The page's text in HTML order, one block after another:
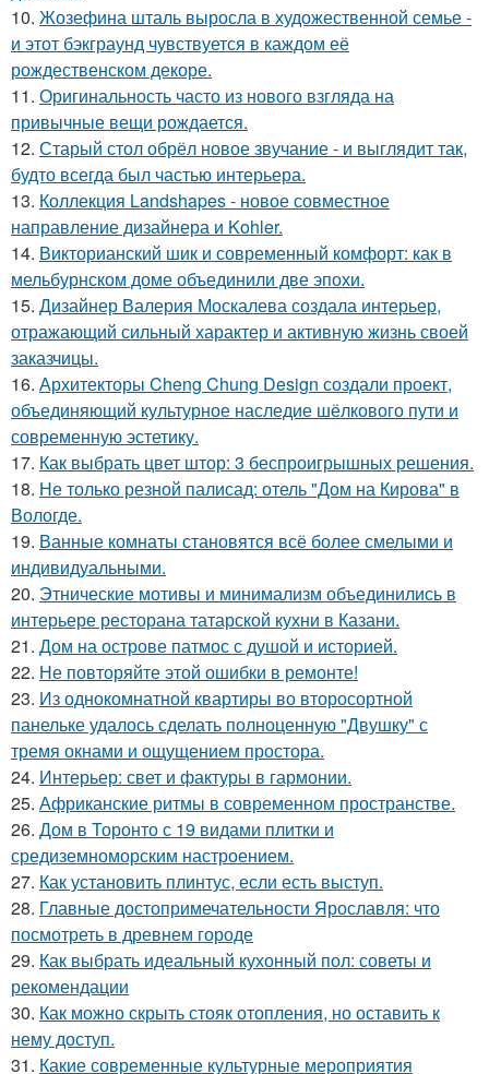
10. Жозефина шталь выросла в художественной семье -
и этот бэкграунд чувствуется в каждом её
рождественском декоре.
11. Оригинальность часто из нового взгляда на
привычные вещи рождается.
12. Старый стол обрёл новое звучание - и выглядит так,
будто всегда был частью интерьера.
13. Коллекция Landshapes - новое совместное
направление дизайнера и Kohler.
14. Викторианский шик и современный комфорт: как в
мельбурнском доме объединили две эпохи.
15. Дизайнер Валерия Москалева создала интерьер,
отражающий сильный характер и активную жизнь своей
заказчицы.
16. Архитекторы Cheng Chung Design создали проект,
объединяющий культурное наследие шёлкового пути и
современную эстетику.
17. Как выбрать цвет штор: 3 беспроигрышных решения.
18. Не только резной палисад: отель "Дом на Кирова" в
Вологде.
19. Ванные комнаты становятся всё более смелыми и
индивидуальными.
20. Этнические мотивы и минимализм объединились в
интерьере ресторана татарской кухни в Казани.
21. Дом на острове патмос с душой и историей.
22. Не повторяйте этой ошибки в ремонте!
23. Из однокомнатной квартиры во второсортной
панельке удалось сделать полноценную "Двушку" с
тремя окнами и ощущением простора.
24. Интерьер: свет и фактуры в гармонии.
25. Африканские ритмы в современном пространстве.
26. Дом в Торонто с 19 видами плитки и
средиземноморским настроением.
27. Как установить плинтус, если есть выступ.
28. Главные достопримечательности Ярославля: что
посмотреть в древнем городе
29. Как выбрать идеальный кухонный пол: советы и
рекомендации
30. Как можно скрыть стояк отопления, но оставить к
нему доступ.
31. Какие современные культурные мероприятия